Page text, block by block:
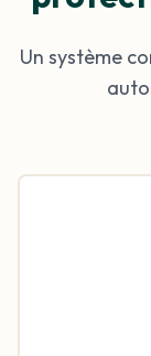
Un système